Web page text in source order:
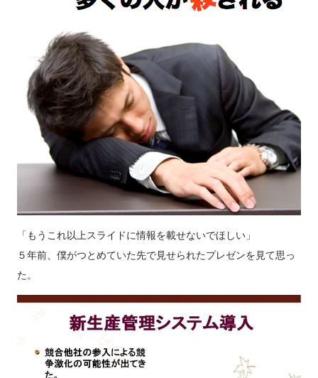
「もうこれ以上スライドに情報を載せないでほしい」
５年前、僕がつとめていた先で見せられたプレゼンを見て思っ
た。